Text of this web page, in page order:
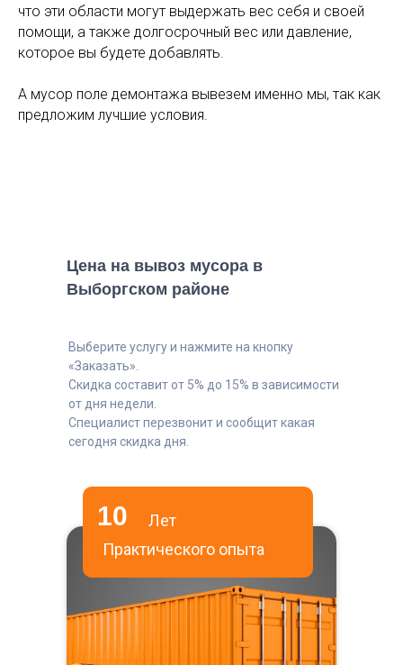
что эти области могут выдержать вес себя и своей
помощи, а также долгосрочный вес или давление,
которое вы будете добавлять.
А мусор поле демонтажа вывезем именно мы, так как
предложим лучшие условия.
Цена на вывоз мусора в
Выборгском районе
Выберите услугу и нажмите на кнопку
«Заказать».
Скидка составит от 5% до 15% в зависимости
от дня недели.
Специалист перезвонит и сообщит какая
сегодня скидка дня.
10
Лет
Практического опыта